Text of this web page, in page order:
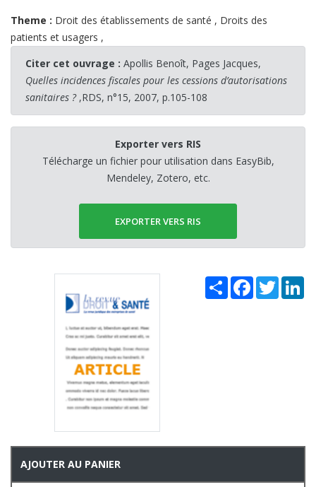
Theme : Droit des établissements de santé , Droits des
patients et usagers ,
Citer cet ouvrage : Apollis Benoît, Pages Jacques,
Quelles incidences fiscales pour les cessions d’autorisations
sanitaires ?,RDS, n°15, 2007, p.105-108
Exporter vers RIS
Télécharge un fichier pour utilisation dans EasyBib,
Mendeley, Zotero, etc.
EXPORTER VERS RIS
Share Facebook
Twitter
AJOUTER AU PANIER